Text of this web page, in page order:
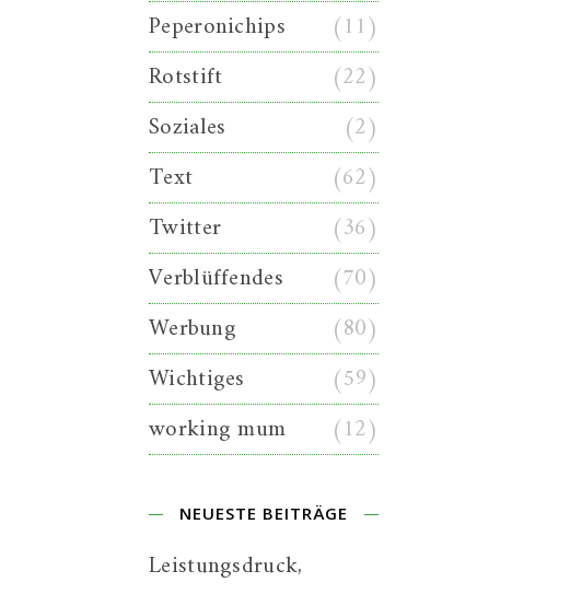
Peperonichips
(11)
Rotstift
(22)
Soziales
(2)
Text
(62)
Twitter
(36)
Verblüffendes
(70)
Werbung
(80)
Wichtiges
(59)
working mum
(12)
NEUESTE BEITRÄGE
Leistungsdruck,